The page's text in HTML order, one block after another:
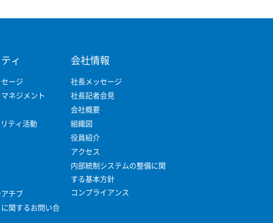
ィ
ージ
ネジメント
ティ活動
チブ
関するお問い合
会社情報
社長メッセージ
社長記者会見
会社概要
組織図
役員紹介
アクセス
内部統制システムの整備に関
する基本方針
コンプライアンス